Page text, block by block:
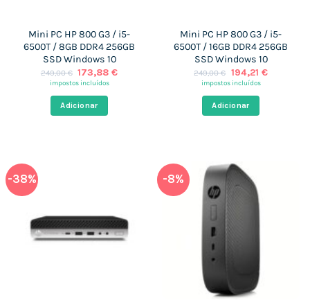
Mini PC HP 800 G3 / i5-
6500T / 8GB DDR4 256GB
SSD Windows 10
249,00€ O
preço
era:
249,00 €.
173,88€O
impostos incluídos
Adicionar
Mini PC HP 800 G3 / i5-
6500T / 16GB DDR4 256GB
SSD Windows 10
249,00€ O
preço
era:
249,00 €.
194,21 €O
impostos incluídos
Adicionar
-38% -8%